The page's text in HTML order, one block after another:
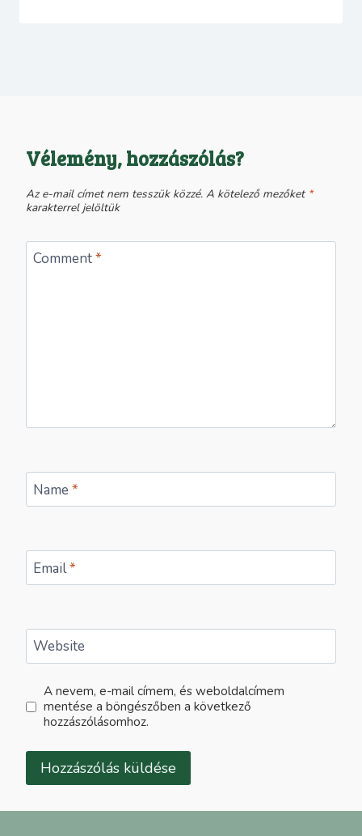
Vélemény, hozzászólás?
Az e-mail címet nem tesszük közzé. A kötelező mezőket *
karakterrel jelöltük
Comment*
Name *
Email*
Website
A nevem, e-mail címem, és weboldalcímem
mentése a böngészőben a következő
hozzászólásomhoz.